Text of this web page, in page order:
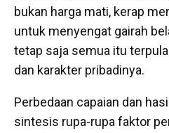
bukan harga mati, kerap
untuk menyengat gairah
tetap saja semua itu
dan karakter pribadinya.
Perbedaan capaian dan
sintesis rupa-rupa faktor